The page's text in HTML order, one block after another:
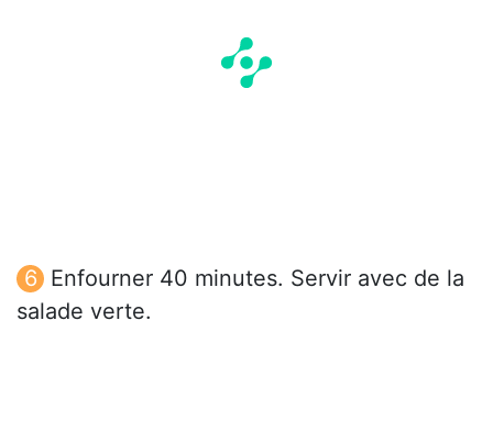
Enfourner 40 minutes. Servir avec de la
salade verte.